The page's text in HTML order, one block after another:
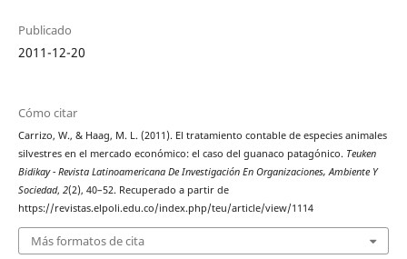
Publicado
2011-12-20
Cómo citar
Carrizo, W., & Haag, M. L. (2011). El tratamiento contable de especies animales
silvestres en el mercado económico: el caso del guanaco patagónico. Teuken
Bidikay - Revista Latinoamericana De Investigación En Organizaciones, Ambiente Y
Sociedad, 2(2), 40–52. Recuperado a partir de
https://revistas.elpoli.edu.co/index.php/teu/article/view/1114
Más formatos de cita